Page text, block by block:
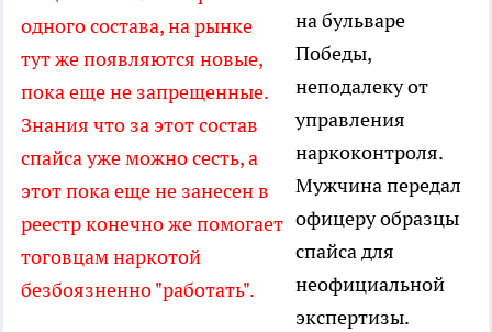
одного состава, на рынке
тут же появляются новые,
пока еще не запрещенные.
Знания что за этот состав
спайса уже можно сесть, а
этот пока еще не занесен в
реестр конечно же помогает
тоговцам наркотой
безбоязненно "работать".
на бульваре
Победы,
неподалеку от
управления
наркоконтроля.
Мужчина передал
офицеру образцы
спайса для
неофициальной
экспертизы.